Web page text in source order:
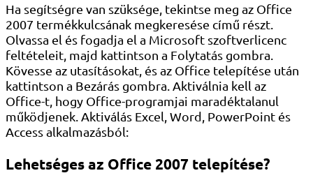
Ha segítségre van szüksége, tekintse meg az Office
2007 termékkulcsának megkeresése című részt.
Olvassa el és fogadja el a Microsoft szoftverlicenc
feltételeit, majd kattintson a Folytatás gombra.
Kövesse az utasításokat, és az Office telepítése után
kattintson a Bezárás gombra. Aktiválnia kell az
Office-t, hogy Office-programjai maradéktalanul
működjenek. Aktiválás Excel, Word, PowerPoint és
Access alkalmazásból:
Lehetséges az Office 2007 telepítése?